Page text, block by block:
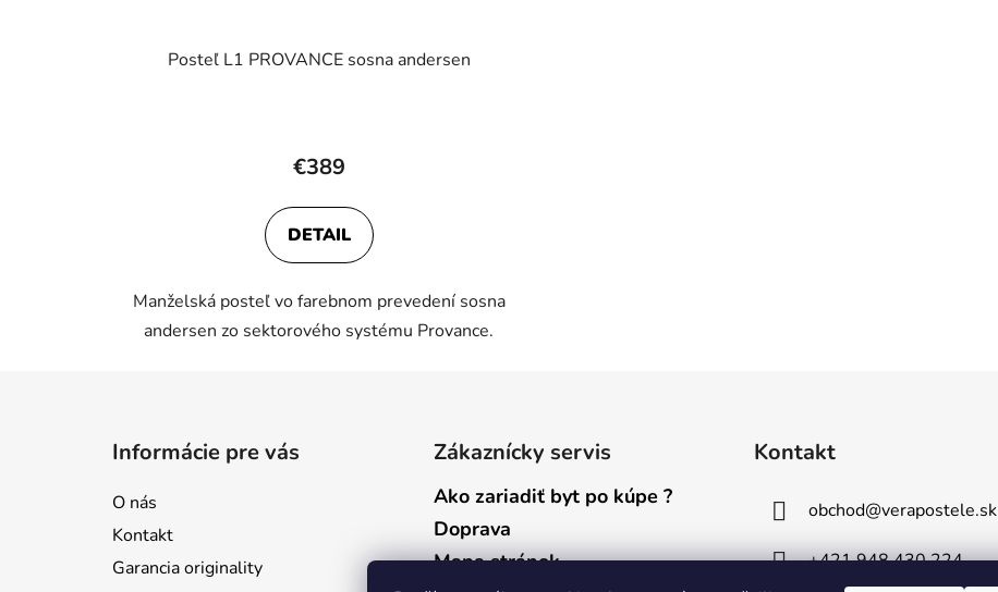
Posteľ L1 PROVANCE sosna andersen
€389
DETAIL
Manželská posteľ vo farebnom prevedení sosna
andersen zo sektorového systému Provance.
Informácie pre vás
O nás
Kontakt
Garancia originality
Zákaznícky servis
Ako zariadiť byt po kúpe ?
Doprava
Mapa stránok
Kontakt
obchod@verapostele.sk
+421 948 430 224